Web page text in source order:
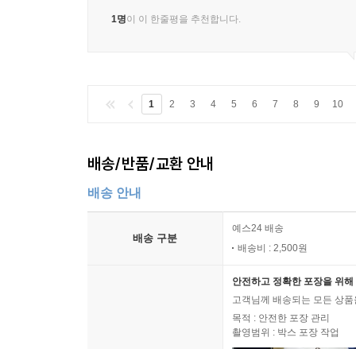
1명이 이 한줄평을 추천합니다.
1 2 3 4 5 6 7 8 9 10
배송/반품/교환 안내
배송 안내
배송 구분
예스24 배송
배송비 : 2,500원
안전하고 정확한 포장을 위
고객님께 배송되는 모든 상
목적 : 안전한 포장 관리
촬영범위 : 박스 포장 작업